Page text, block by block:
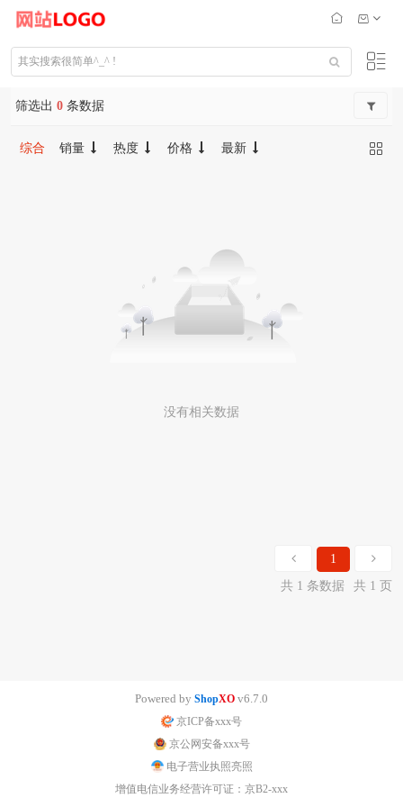
筛选出 0 条数据
综合 销量 热度 价格 最新
没有相关数据
1
共 1 条数据
共 1 页
Powered by ShopXO v6.7.0
京ICP备xxx号
京公网安备xxx号
电子营业执照亮照
增值电信业务经营许可证：京B2-xxx